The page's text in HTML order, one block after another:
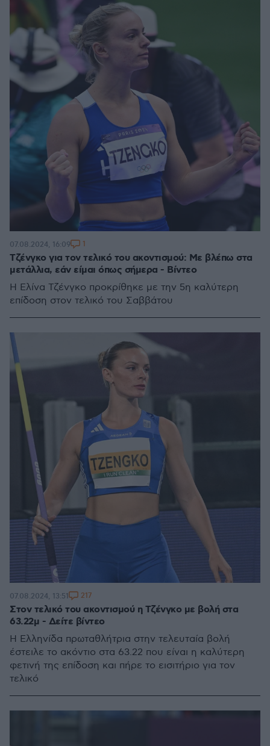
Τζένγκο για τον τελικό του ακοντισμού: Με βλέπω στα
μετάλλια, εάν είμαι όπως σήμερα - Βίντεο
Η Ελίνα Τζένγκο προκρίθηκε με την 5η καλύτερη
επίδοση στον τελικό του Σαββάτου
07.08.2024, 16:09 1
Στον τελικό του ακοντισμού η Τζένγκο με βολή στα
63.22μ - Δείτε βίντεο
Η Ελληνίδα πρωταθλήτρια στην τελευταία βολή
έστειλε το ακόντιο στα 63.22 που είναι η καλύτερη
φετινή της επίδοση και πήρε το εισιτήριο για τον
τελικό
07.08.2024, 13:51 217